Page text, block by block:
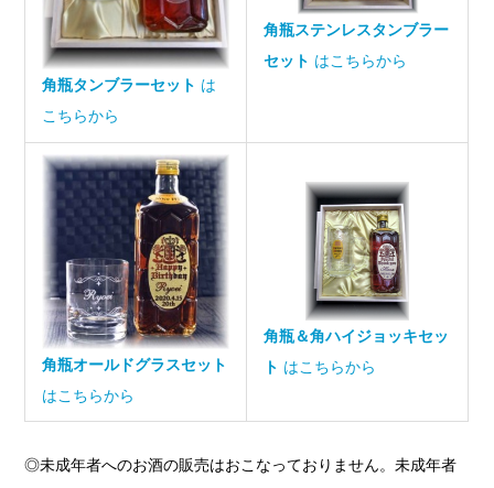
角瓶タンブラーセット は
こちらから
角瓶ステンレスタンブラー
セット はこちらから
角瓶オールドグラスセット
はこちらから
角瓶＆角ハイジョッキセッ
ト はこちらから
◎未成年者へのお酒の販売はおこなっておりません。未成年者